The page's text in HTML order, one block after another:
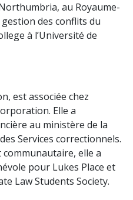
au Royaume-
des conflits du
à l’Université de
est associée chez
Elle a
au ministère de la
Services correctionnels.
communautaire, elle a
pour Lukes Place et
Law Students Society.